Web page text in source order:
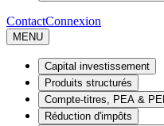
ContactConnexion
MENU
Capital investissement
Produits structurés
Compte-titres, PEA &
Réduction d'impôts